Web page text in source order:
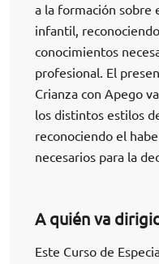
a la formación sobre
infantil,
conocimientos
profesional. El
Crianza con Apego
los distintos estilos
reconociendo el
necesarios para la
A quién va
Este Curso de